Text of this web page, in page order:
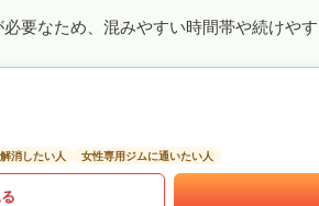
要なため、混みやすい時間帯や続けや
消したい人 女性専用ジムに通いたい人